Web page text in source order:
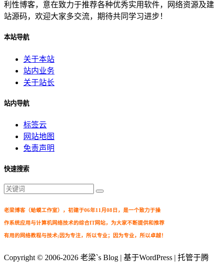
利性博客，意在致力于推荐各种优秀实用软件，网络资源及建
站源码，欢迎大家多交流，期待共同学习进步！
本站导航
关于本站
站内业务
关于站长
站内导航
标签云
网站地图
免责声明
快速搜索
老梁博客（蛤蟆工作室），初建于06年11月08日，是一个致力于操
作系统应用与计算机网络技术的综合IT网站，为大家不断提供和推荐
有用的网络教程与技术;因为专注，所以专业；因为专业，所以卓越！
Copyright © 2006-2026 老梁`s Blog | 基于WordPress | 托管于腾